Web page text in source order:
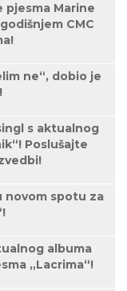
pjesma Marine
CMC
ne“, dobio je
s aktualnog
Poslušajte
novom spotu za
albuma
„Lacrima“!